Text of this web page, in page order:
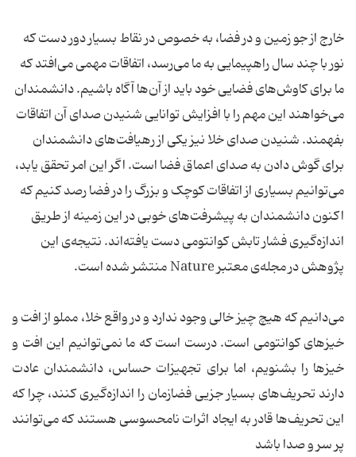
خارج از جو زمین و در فضا، به خصوص در نقاط بسیار دور دست که
نور با چند سال راهپیمایی به ما می‌رسد، اتفاقات مهمی می‌افتد که
ما برای کاوش‌های فضایی خود باید از آن‌ها آگاه باشیم. دانشمندان
می‌خواهند این مهم را با افزایش توانایی شنیدن صدای آن اتفاقات
بفهمند. شنیدن صدای خلا نیز یکی از رهیافت‌های دانشمندان
برای گوش دادن به صدای اعماق فضا است. اگر این امر تحقق یابد،
می‌توانیم بسیاری از اتفاقات کوچک و بزرگ را در فضا رصد کنیم که
اکنون دانشمندان به پیشرفت‌های خوبی در این زمینه از طریق
اندازه‌گیری فشار تابش کوانتومی دست یافته‌اند. نتیجه‌ی این
پژوهش در مجله‌ی معتبر Nature منتشر شده است.
می‌دانیم که هیچ چیز خالی وجود ندارد و در واقع خلا، مملو از افت و
خیزهای کوانتومی است. درست است که ما نمی‌توانیم این افت و
خیزها را بشنویم، اما برای تجهیزات حساس، دانشمندان عادت
دارند تحریف‌های بسیار جزیی فضازمان را اندازه‌گیری کنند، چرا که
این تحریف‌ها قادر به ایجاد اثرات نامحسوسی هستند که می‌توانند
پر سر و صدا باشد